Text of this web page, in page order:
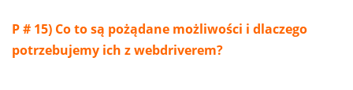
P # 15) Co to są pożądane możliwości i dlaczego
potrzebujemy ich z webdriverem?